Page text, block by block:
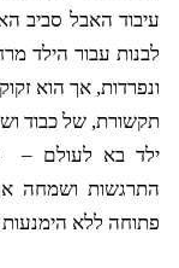
עיבוד האבל סביב
לבנות עבור הילד
ונפרדות, אך הוא
תקשורת, של כבוד
ילד בא לעולם –
התרגשות ושמחה
פתוחה ללא